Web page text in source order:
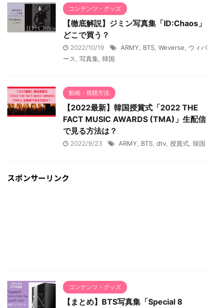
コンテンツ・グッズ
【徹底解説】ジミン写真集「ID:Chaos」
どこで買う？
2022/10/19 ARMY BTS Weverse
ウィバ
ース
写真集 韓国
動画・視聴方法
【2022最新】韓国授賞式「2022 THE
FACT MUSIC AWARDS (TMA)」生配信
で見る方法は？
2022/9/23 ARMY BTS dtv 授賞式 韓国
スポンサーリンク
コンテンツ・グッズ
【まとめ】BTS写真集「Special 8